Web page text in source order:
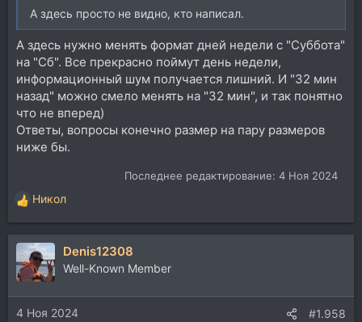
А здесь просто не видно, кто написал.
А здесь нужно менять формат дней недели с "Суббота"
на "Сб". Все прекрасно поймут день недели,
информационный шум получается лишний. И "32 мин
назад" можно смело менять на "32 мин", и так понятно
что не вперед)
Ответы, вопросы конечно размер на пару размеров
ниже бы.
Последнее редактирование: 4 Ноя 2024
Р
е
а
к
ц
и
и
:
Никол
Denis12308
Well-Known Member
4 Ноя 2024 #1.958